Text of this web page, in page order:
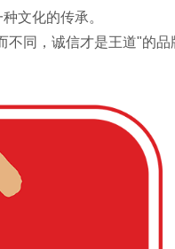
文化的传承。
不同，诚信才是王道"的